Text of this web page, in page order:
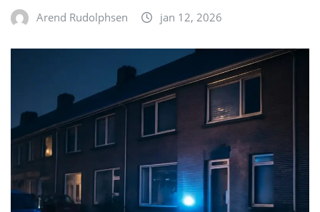
Arend Rudolphsen jan 12, 2026